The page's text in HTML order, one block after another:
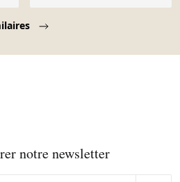
notre newsletter